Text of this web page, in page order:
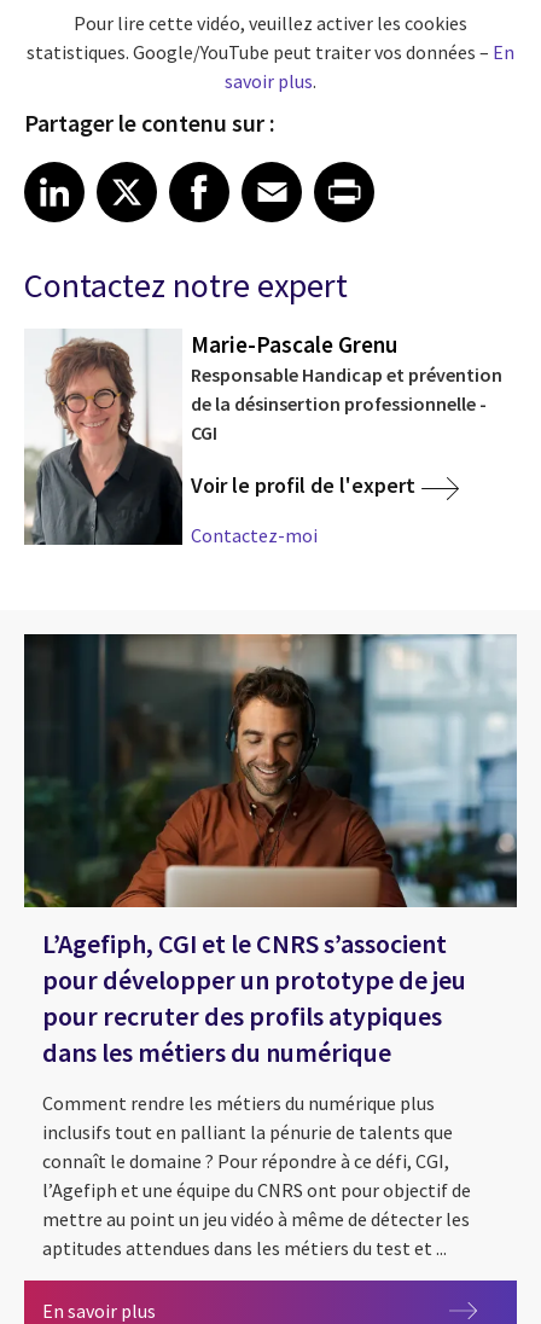
Pour lire cette vidéo, veuillez activer les cookies
statistiques. Google/YouTube peut traiter vos données – En
savoir plus.
Partager le contenu sur :
Share article on LinkedIn
LinkedIn
Share article on XShare article on Facebook
Facebook
Share article on Email
EmailShare article on Print
Contactez notre expert
Marie-Pascale Grenu
Responsable Handicap et prévention
de la désinsertion professionnelle -
CGI
Voir le profil de l'expert
Contactez-moi
L’Agefiph, CGI et le CNRS s’associent
pour développer un prototype de jeu
pour recruter des profils atypiques
dans les métiers du numérique
Comment rendre les métiers du numérique plus
inclusifs tout en palliant la pénurie de talents que
connaît le domaine ? Pour répondre à ce défi, CGI,
l’Agefiph et une équipe du CNRS ont pour objectif de
mettre au point un jeu vidéo à même de détecter les
aptitudes attendues dans les métiers du test et ...
En savoir plus L’Agefiph, CGI et le CNRS s’associent pour
S’engager pour les talents